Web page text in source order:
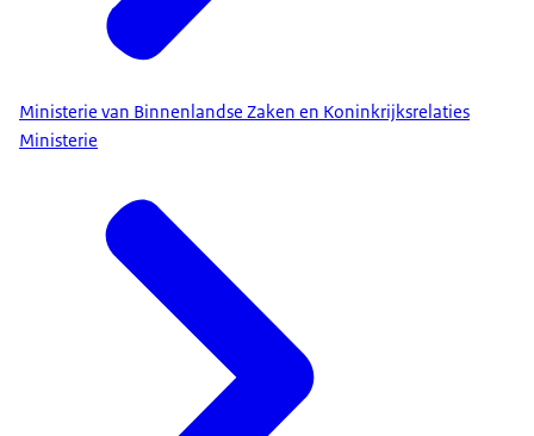
Ministerie van Binnenlandse Zaken en Koninkrijksrelaties
Ministerie